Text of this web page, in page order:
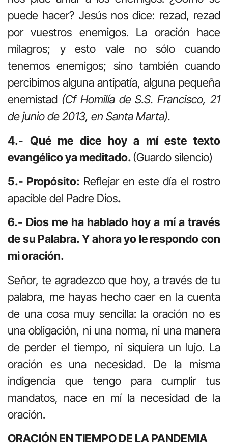
puede hacer? Jesús nos dice: rezad, rezad
por vuestros enemigos. La oración hace
milagros; y esto vale no sólo cuando
tenemos enemigos; sino también cuando
percibimos alguna antipatía, alguna pequeña
enemistad (Cf Homilía de S.S. Francisco, 21
de junio de 2013, en Santa Marta).
4.- Qué me dice hoy a mí este texto
evangélico ya meditado.(Guardo silencio)
5.- Propósito: Reflejar en este día el rostro
apacible del Padre Dios.
6.- Dios me ha hablado hoy a mí a través
de su Palabra. Y ahora yo le respondo con
mi oración.
Señor, te agradezco que hoy, a través de tu
palabra, me hayas hecho caer en la cuenta
de una cosa muy sencilla: la oración no es
una obligación, ni una norma, ni una manera
de perder el tiempo, ni siquiera un lujo. La
oración es una necesidad. De la misma
indigencia que tengo para cumplir tus
mandatos, nace en mí la necesidad de la
oración.
ORACIÓN EN TIEMPO DE LA PANDEMIA